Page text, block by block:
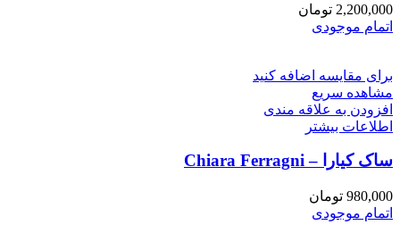
2,200,000 تومان
اتمام موجودی
برای مقایسه اضافه کنید
مشاهده سریع
افزودن به علاقه مندی
اطلاعات بیشتر
ساک کیارا – Chiara Ferragni
980,000 تومان
اتمام موجودی